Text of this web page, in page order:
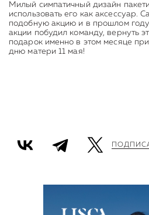
Милый симпатичный дизайн
использовать его как аксессуар.
подобную акцию и в прошлом
акции побудил команду, вернуть
подарок именно в этом месяце
дню матери 11 мая!